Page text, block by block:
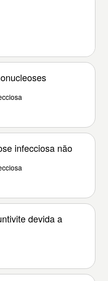
infecciosa não
devida a